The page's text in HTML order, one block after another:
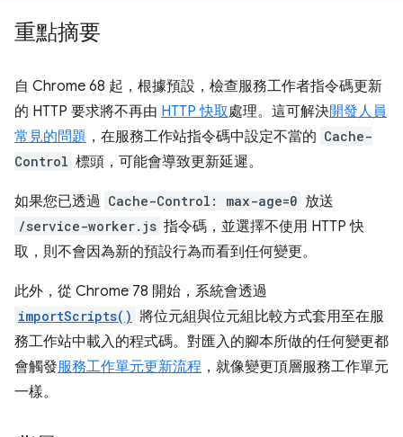
重點摘要
自 Chrome 68 起，根據預設，檢查服務工作者指令碼更新
的 HTTP 要求將不再由 HTTP 快取處理。這可解決開發人員
常見的問題 ，在服務工作站指令碼中設定不當的 Cache-
Control 標頭，可能會導致更新延遲。
如果您已透過 Cache-Control: max-age=0 放送
/service-worker.js 指令碼，並選擇不使用 HTTP 快
取，則不會因為新的預設行為而看到任何變更。
此外，從 Chrome 78 開始，系統會透過
importScripts() 將位元組與位元組比較方式套用至在服
務工作站中載入的程式碼。對匯入的腳本所做的任何變更都
會觸發服務工作單元更新流程 ，就像變更頂層服務工作單元
一樣。